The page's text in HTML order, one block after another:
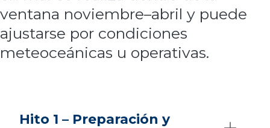
ventana noviembre–abril y puede
ajustarse por condiciones
meteoceánicas u operativas.
Hito 1 – Preparación y